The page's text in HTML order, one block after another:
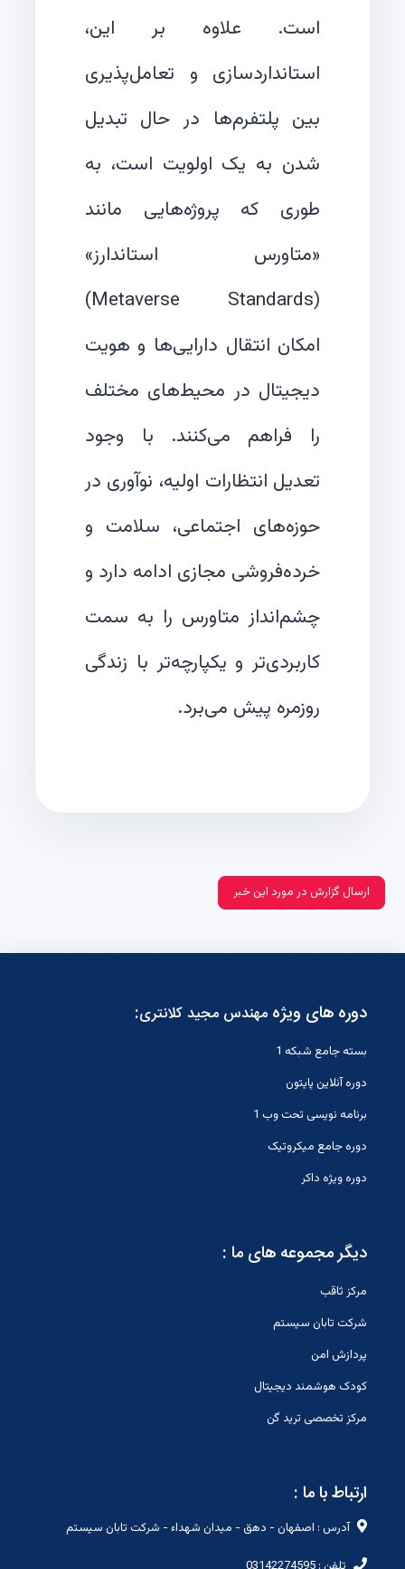
است. علاوه بر این،
استانداردسازی و تعامل‌پذیری
بین پلتفرم‌ها در حال تبدیل
شدن به یک اولویت است، به
طوری که پروژه‌هایی مانند
«متاورس استاندارز»
(Metaverse Standards)
امکان انتقال دارایی‌ها و هویت
دیجیتال در محیط‌های مختلف
را فراهم می‌کنند. با وجود
تعدیل انتظارات اولیه، نوآوری در
حوزه‌های اجتماعی، سلامت و
خرده‌فروشی مجازی ادامه دارد و
چشم‌انداز متاورس را به سمت
کاربردی‌تر و یکپارچه‌تر با زندگی
روزمره پیش می‌برد.
ارسال گزارش در مورد این خبر
دوره های ویژه مهندس مجید کلانتری:
بسته جامع شبکه 1
دوره آنلاین پایتون
برنامه نویسی تحت وب 1
دوره جامع میکروتیک
دوره ویژه داکر
دیگر مجموعه های ما :
مرکز ثاقب
شرکت تابان سیستم
پردازش امن
کودک هوشمند دیجیتال
مرکز تخصصی ترید گن
ارتباط با ما :
آدرس : اصفهان - دهق - میدان شهداء - شرکت تابان سیستم